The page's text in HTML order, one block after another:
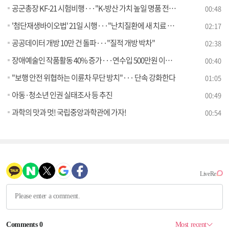
공군총장 KF-21 시험비행···"K-방산 가치 높일 명품 전투기" 00:48
'첨단재생바이오법' 21일 시행···"난치질환에 새 치료 기회" 02:17
공공데이터 개방 10만 건 돌파···"질적 개방 박차" 02:38
장애예술인 작품활동 40% 증가···연수입 500만원 이하 62% 00:40
"보행 안전 위협하는 이륜차 무단 방치"··· 단속 강화한다 01:05
아동·청소년 인권 실태조사 등 추진 00:49
과학의 맛과 멋! 국립중앙과학관에 가자! 00:54